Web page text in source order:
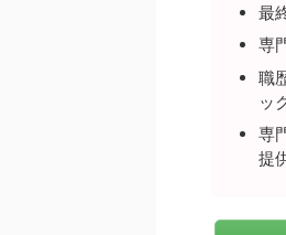
最
専
職
ッ
専
提